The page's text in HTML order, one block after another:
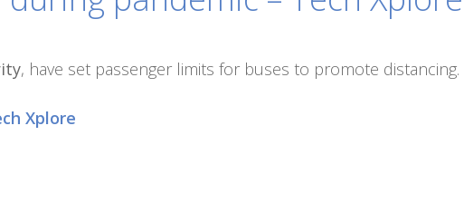
, have set passenger limits for buses to promote distancing.
Xplore